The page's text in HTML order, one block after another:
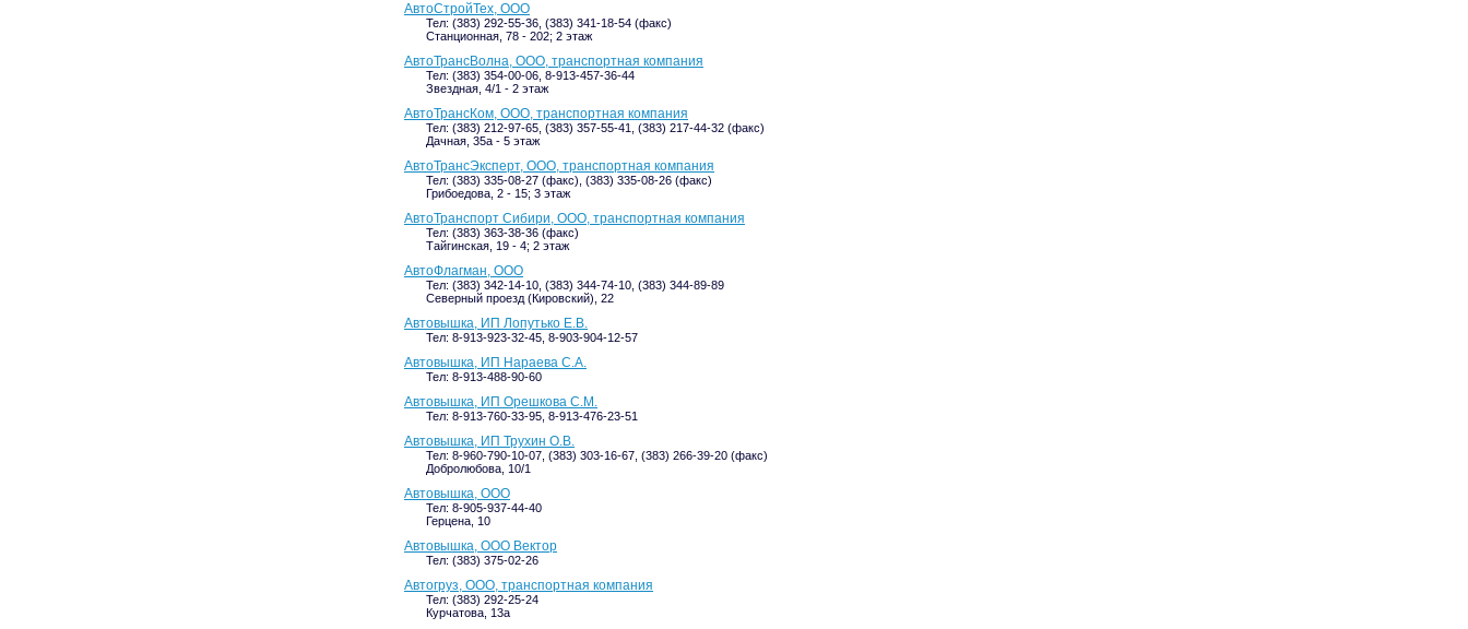
АвтоСтройТех, ООО
Тел: (383) 292-55-36, (383) 341-18-54 (факс)
Станционная, 78 - 202; 2 этаж
АвтоТрансВолна, ООО, транспортная компания
Тел: (383) 354-00-06, 8-913-457-36-44
Звездная, 4/1 - 2 этаж
АвтоТрансКом, ООО, транспортная компания
Тел: (383) 212-97-65, (383) 357-55-41, (383) 217-44-32 (факс)
Дачная, 35а - 5 этаж
АвтоТрансЭксперт, ООО, транспортная компания
Тел: (383) 335-08-27 (факс), (383) 335-08-26 (факс)
Грибоедова, 2 - 15; 3 этаж
АвтоТранспорт Сибири, ООО, транспортная компания
Тел: (383) 363-38-36 (факс)
Тайгинская, 19 - 4; 2 этаж
АвтоФлагман, ООО
Тел: (383) 342-14-10, (383) 344-74-10, (383) 344-89-89
Северный проезд (Кировский), 22
Автовышка, ИП Лопутько Е.В.
Тел: 8-913-923-32-45, 8-903-904-12-57
Автовышка, ИП Нараева С.А.
Тел: 8-913-488-90-60
Автовышка, ИП Орешкова С.М.
Тел: 8-913-760-33-95, 8-913-476-23-51
Автовышка, ИП Трухин О.В.
Тел: 8-960-790-10-07, (383) 303-16-67, (383) 266-39-20 (факс)
Добролюбова, 10/1
Автовышка, ООО
Тел: 8-905-937-44-40
Герцена, 10
Автовышка, ООО Вектор
Тел: (383) 375-02-26
Автогруз, ООО, транспортная компания
Тел: (383) 292-25-24
Курчатова, 13а